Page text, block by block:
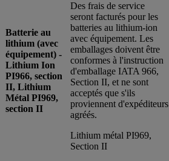
Batterie au
lithium (avec
équipement) -
Lithium Ion
PI966, section
II, Lithium
Métal PI969,
section II
Des frais de service
seront facturés pour les
batteries au lithium-ion
avec équipement. Les
emballages doivent être
conformes à l'instruction
d'emballage IATA 966,
Section II, et ne sont
acceptés que s'ils
proviennent d'expéditeurs
agréés.
Lithium métal PI969,
Section II